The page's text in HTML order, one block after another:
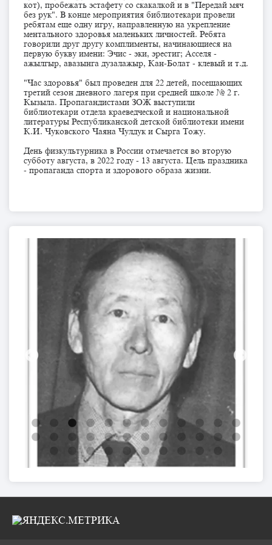
кот), пробежать эстафету со скакалкой и в "Передай мяч
без рук". В конце мероприятия библиотекари провели
ребятам еще одну игру, направленную на укрепление
ментального здоровья маленьких личностей. Ребята
говорили друг другу комплименты, начинающиеся на
первую букву имени: Эчис - эки, эрестиг; Асселя -
ажылгыр, авазынга дузалажыр, Кан-Болат - клевый и т.д.
"Час здоровья" был проведен для 22 детей, посещающих
третий сезон дневного лагеря при средней школе № 2 г.
Кызыла. Пропагандистами ЗОЖ выступили
библиотекари отдела краеведческой и национальной
литературы Республиканской детской библиотеки имени
К.И. Чуковского Чаяна Чулдук и Сырга Тожу.
День физкультурника в России отмечается во вторую
субботу августа, в 2022 году - 13 августа. Цель праздника
- пропаганда спорта и здорового образа жизни.